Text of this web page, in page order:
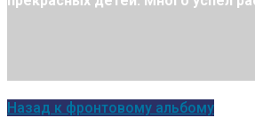
Назад к фронтовому альбому